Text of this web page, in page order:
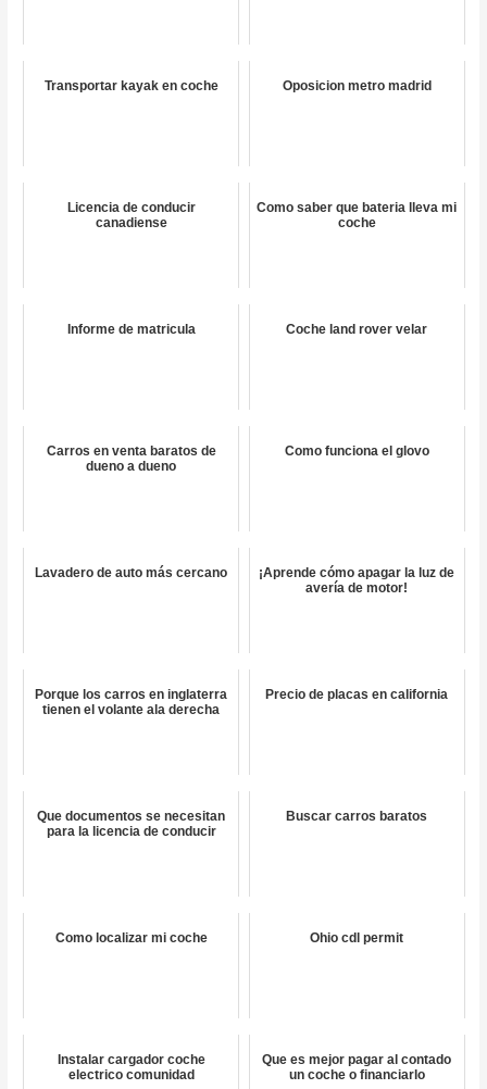
Transportar kayak en coche Oposicion metro madrid
Licencia de conducir
canadiense
Como saber que bateria lleva mi
coche
Informe de matricula Coche land rover velar
Carros en venta baratos de
dueno a dueno
Como funciona el glovo
Lavadero de auto más cercano
¡Aprende cómo apagar la luz de
avería de motor!
Porque los carros en inglaterra
tienen el volante ala derecha
Precio de placas en california
Que documentos se necesitan
para la licencia de conducir
Buscar carros baratos
Como localizar mi coche Ohio cdl permit
Instalar cargador coche
electrico comunidad
Que es mejor pagar al contado
un coche o financiarlo